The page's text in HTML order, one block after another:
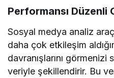
Performansı Düzenli
Sosyal medya analiz
daha çok etkileşim
davranışlarını
veriyle şekillendirir. Bu